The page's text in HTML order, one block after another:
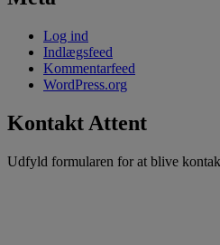
Log ind
Indlægsfeed
Kommentarfeed
WordPress.org
Kontakt Attent
Udfyld formularen for at blive